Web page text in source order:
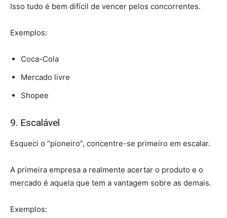
Isso tudo é bem difícil de vencer pelos concorrentes.
Exemplos:
Coca-Cola
Mercado livre
Shopee
9. Escalável
Esqueci o “pioneiro”, concentre-se primeiro em escalar.
A primeira empresa a realmente acertar o produto e o
mercado é aquela que tem a vantagem sobre as demais.
Exemplos: